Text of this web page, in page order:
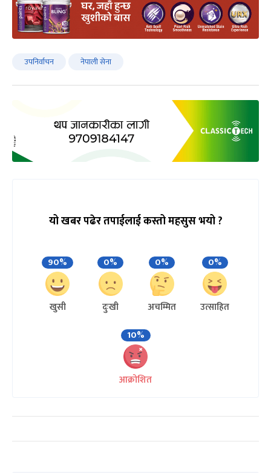
उपनिर्वाचन नेपाली सेना
यो खबर पढेर तपाईलाई कस्तो महसुस भयो ?
90%
खुसी
0%
दुःखी
0%
अचम्मित
0%
उत्साहित
10%
आक्रोशित